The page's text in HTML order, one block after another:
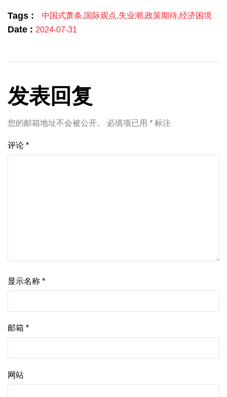
Tags : 中国式萧条,国际观点,失业潮,政策期待,经济困境
Date : 2024-07-31
发表回复
您的邮箱地址不会被公开。 必填项已用 * 标注
评论 *
显示名称 *
邮箱 *
网站